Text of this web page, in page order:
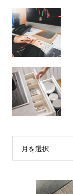
月を選択